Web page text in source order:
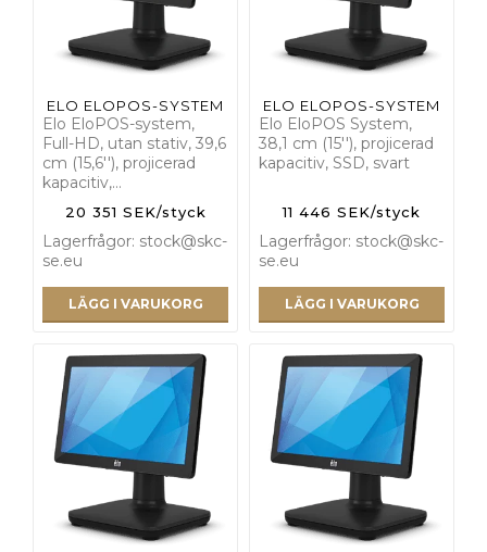
ELO ELOPOS-SYSTEM
Elo EloPOS-system,
Full-HD, utan stativ, 39,6
cm (15,6''), projicerad
kapacitiv,…
20 351 SEK/styck
Lagerfrågor: stock@skc-
se.eu
LÄGG I VARUKORG
ELO ELOPOS-SYSTEM
Elo EloPOS System,
38,1 cm (15''), projicerad
kapacitiv, SSD, svart
11 446 SEK/styck
Lagerfrågor: stock@skc-
se.eu
LÄGG I VARUKORG